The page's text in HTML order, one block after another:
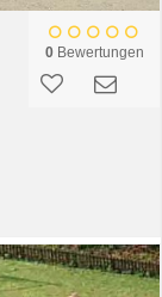
0Bewertungen